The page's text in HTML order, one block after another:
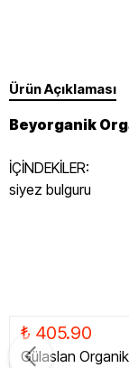
Ürün Açıklaması
Beyorganik
İÇİNDEKİLER:
siyez bulguru
₺ 405.90
Gülaslan Organik